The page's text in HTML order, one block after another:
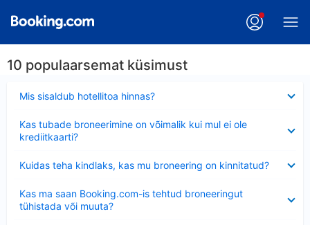
10 populaarsemat küsimust
Mis sisaldub hotellitoa hinnas?
Kas tubade broneerimine on võimalik kui mul ei ole
krediitkaarti?
Kuidas teha kindlaks, kas mu broneering on kinnitatud?
Kas ma saan Booking.com-is tehtud broneeringut
tühistada või muuta?